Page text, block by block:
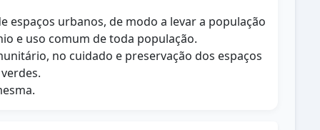
espaços urbanos, de modo a levar a população
e uso comum de toda população.
no cuidado e preservação dos espaços